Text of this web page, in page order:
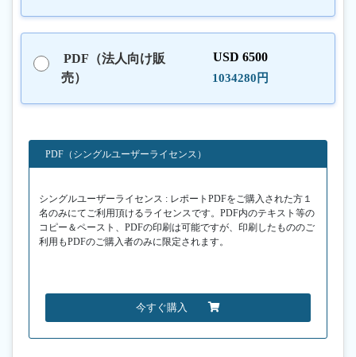
PDF（法人向け販
売）
USD 6500
1034280円
PDF（シングルユーザーライセンス）
シングルユーザーライセンス : レポートPDFをご購入された方１
名のみにてご利用頂けるライセンスです。PDF内のテキスト等の
コピー＆ペースト、PDFの印刷は可能ですが、印刷したもののご
利用もPDFのご購入者のみに限定されます。
今すぐ購入